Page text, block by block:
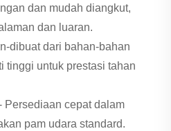
dan mudah diangkut,
dan luaran.
dibuat dari bahan-bahan
tinggi untuk prestasi tahan
cepat dalam
pam udara standard.